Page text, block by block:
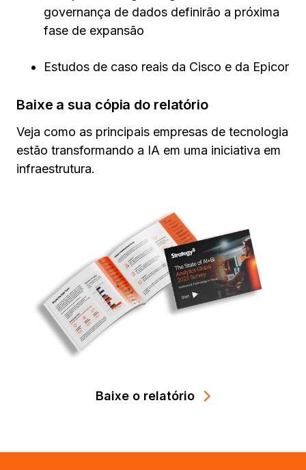
governança de dados definirão a próxima
fase de expansão
Estudos de caso reais da Cisco e da Epicor
Baixe a sua cópia do relatório
Veja como as principais empresas de tecnologia
estão transformando a IA em uma iniciativa em
infraestrutura.
Baixe o relatório